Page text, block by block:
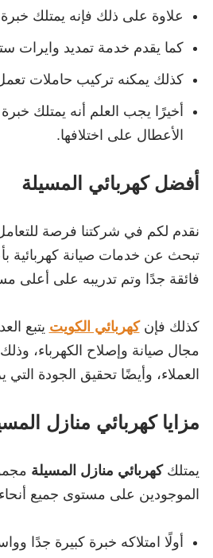
علاوة على ذلك فإنه يمتلك خبرة
كما يقدم خدمة تمديد وايرات
كذلك يمكنه تركيب حاملات
أخيرًا يجب العلم أنه يمتلك
الأعطال على اختلافها.
أفضل كهربائي المسيلة
نقدم لكم في شركتنا فرصة
تبحث عن خدمات صيانة كهربائية
فائقة جدًا وتم تدريبه على أعلى
كذلك فإنكهربائي الكويت يتبع
مجال صيانة وإصلاح الكهرباء،
العملاء، وأيضًا تحقيق الجودة
مزايا كهربائي منازل
يمتلككهربائي منازل المسيلة
الموجودين على مستوى جميع
أولًا امتلاكه خبرة كبيرة جدًا